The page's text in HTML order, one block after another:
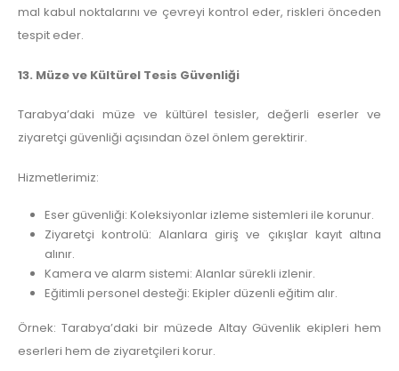
mal kabul noktalarını ve çevreyi kontrol eder, riskleri önceden
tespit eder.
13. Müze ve Kültürel Tesis Güvenliği
Tarabya’daki müze ve kültürel tesisler, değerli eserler ve
ziyaretçi güvenliği açısından özel önlem gerektirir.
Hizmetlerimiz:
Eser güvenliği: Koleksiyonlar izleme sistemleri ile korunur.
Ziyaretçi kontrolü: Alanlara giriş ve çıkışlar kayıt altına
alınır.
Kamera ve alarm sistemi: Alanlar sürekli izlenir.
Eğitimli personel desteği: Ekipler düzenli eğitim alır.
Örnek: Tarabya’daki bir müzede Altay Güvenlik ekipleri hem
eserleri hem de ziyaretçileri korur.